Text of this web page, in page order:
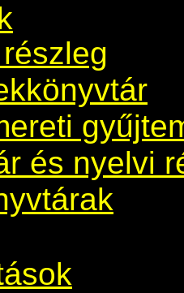
és nyelvi